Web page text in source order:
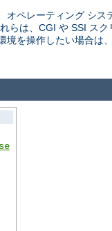
オペレーティング シ
らは、CGI や SSI ス
を操作したい場合は